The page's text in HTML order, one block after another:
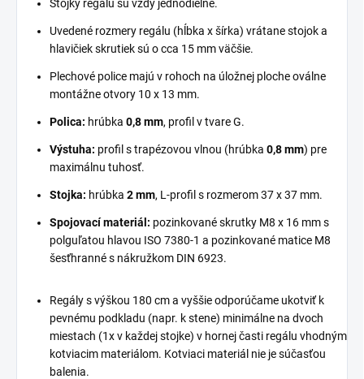
Stojky regálu sú vždy jednodielne.
Uvedené rozmery regálu (hĺbka x šírka) vrátane stojok a
hlavičiek skrutiek sú o cca 15 mm väčšie.
Plechové police majú v rohoch na úložnej ploche oválne
montážne otvory 10 x 13 mm.
Polica: hrúbka 0,8 mm, profil v tvare G.
Výstuha: profil s trapézovou vlnou (hrúbka 0,8 mm) pre
maximálnu tuhosť.
Stojka: hrúbka 2 mm, L-profil s rozmerom 37 x 37 mm.
Spojovací materiál: pozinkované skrutky M8 x 16 mm s
polguľatou hlavou ISO 7380-1 a pozinkované matice M8
šesťhranné s nákružkom DIN 6923.
Regály s výškou 180 cm a vyššie odporúčame ukotviť k
pevnému podkladu (napr. k stene) minimálne na dvoch
miestach (1x v každej stojke) v hornej časti regálu vhodným
kotviacim materiálom. Kotviaci materiál nie je súčasťou
balenia.